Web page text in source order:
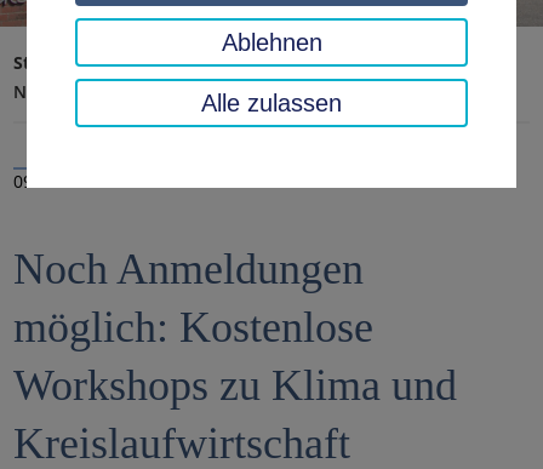
Startseite Landratsamt, Landkreis
Aktuelles
Nachrichten
09.09.2024
Noch Anmeldungen
möglich: Kostenlose
Workshops zu Klima und
Kreislaufwirtschaft
Ablehnen
Alle zulassen